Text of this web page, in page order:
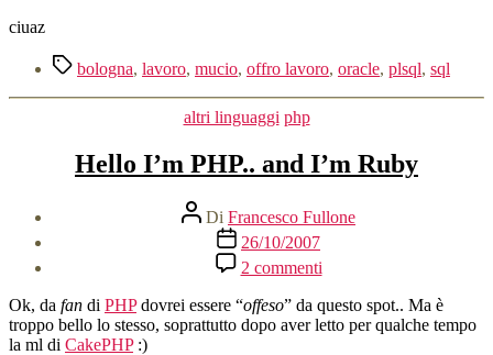
ciuaz
Tagbologna, lavoro, mucio, offro lavoro, oracle, plsql, sql
Categorie
altri linguaggi php
Hello I’m PHP.. and I’m Ruby
Autore
articolo
Di Francesco Fullone
Data
dell'articolo
26/10/2007
2 commentisu
Hello
I’m
PHP..
Ok, da fan di PHPdovrei essere “offeso” da questo spot.. Ma è
troppo bello lo stesso, soprattutto dopo aver letto per qualche tempo
la ml di CakePHP:)